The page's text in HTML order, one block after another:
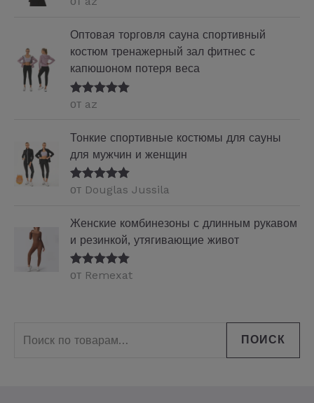
Оптовая торговля сауна спортивный
костюм тренажерный зал фитнес с
капюшоном потеря веса
Оценка
от az
Тонкие спортивные костюмы для сауны
для мужчин и женщин
Оценка5из
от Douglas Jussila
Женские комбинезоны с длинным рукавом
и резинкой, утягивающие живот
Оценка5из
от Remexat
ПОИСК